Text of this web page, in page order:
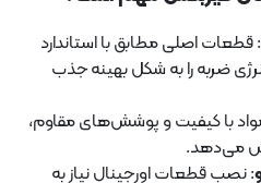
: قطعات اصلی مطابق با استاندارد
ضربه را به شکل بهینه جذب
مواد با کیفیت و پوشش‌های مقاوم،
می‌دهد.
: نصب قطعات اورجینال نیاز به